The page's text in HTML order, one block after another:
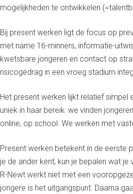
mogelijkheden te ontwikkelen
Bij present werken ligt de focus op
met name 16-minners, informatie-
kwetsbare jongeren en contact op
risicogedrag in een vroeg stadium
Het present werken lijkt relatief simpel
uniek in haar bereik: we vinden
online, op school. We werken met
Present werken betekent in de eerste
je de ander kent, kun je bepalen wat
R-Newt werkt niet met een
jongere is het uitgangspunt. Daarna